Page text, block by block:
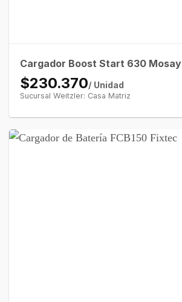
Cargador Boost Start 630 Mosay
$230.370/ Unidad
Sucursal Weitzler: Casa Matriz